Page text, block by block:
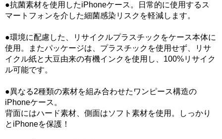
●抗菌素材を使用したiPhoneケース。日常的に使用するス
マートフォンを介した細菌感染リスクを軽減します。
●環境に配慮した、リサイクルプラスチックをケース本体に
使用。またパッケージは、プラスチックを使用せず、リサ
イクル紙と大豆由来の有機インクを使用し、100%リサイク
ル可能です。
●異なる2種類の素材を組み合わせたワンピース構造の
iPhoneケース。
背面にはハード素材、側面はソフト素材を使用。しっかり
とiPhoneを保護！